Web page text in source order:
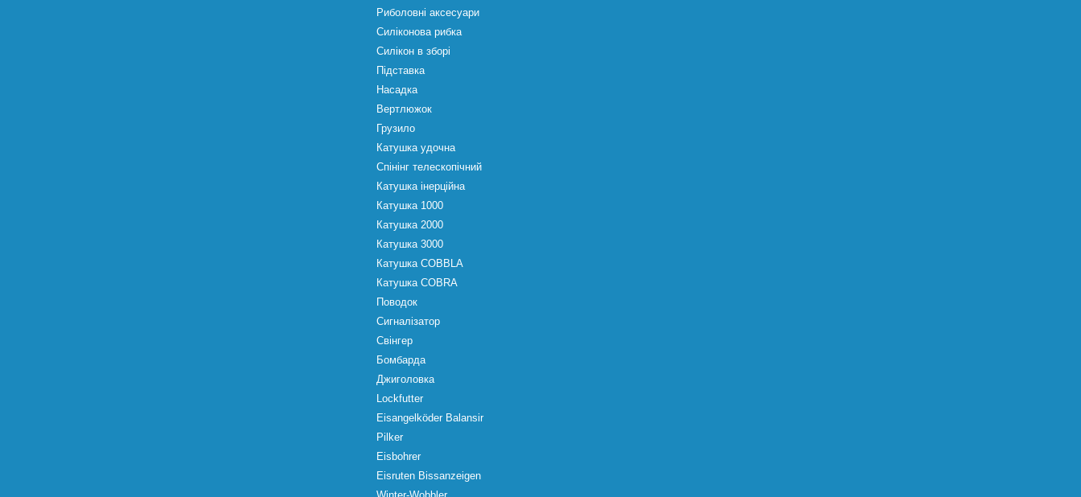
Риболовні аксесуари
Силіконова рибка
Силікон в зборі
Підставка
Насадка
Вертлюжок
Грузило
Катушка удочна
Спінінг телескопічний
Катушка інерційна
Катушка 1000
Катушка 2000
Катушка 3000
Катушка COBBLA
Катушка COBRA
Поводок
Сигналізатор
Свінгер
Бомбарда
Джиголовка
Lockfutter
Eisangelköder Balansir
Pilker
Eisbohrer
Eisruten Bissanzeigen